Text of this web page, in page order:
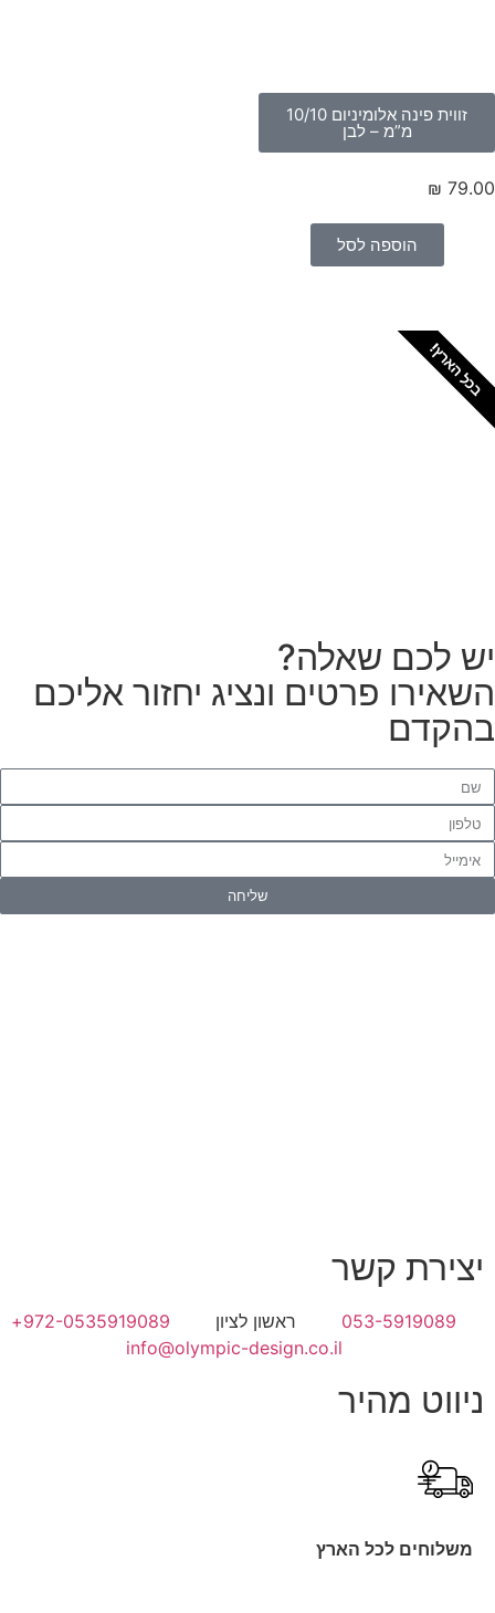
זווית פינה אלומיניום 10/10
מ”מ – לבן
₪
הוספה לסל
הארץ!
לכם שאלה?
פרטים ונציג יחזור אליכם
שליחה
ניווט מהיר
משלוחים לכל הארץ
יצירת קשר
053-5919089 ראשון לציון
972-0535919089+
info@olympic-design.co.il